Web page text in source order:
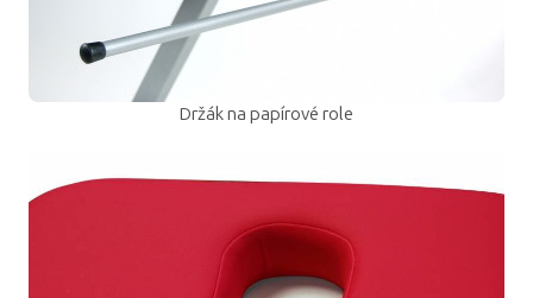
Držák na papírové role